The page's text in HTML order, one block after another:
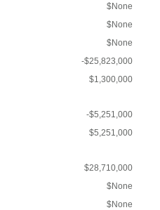
$None
$None
$None
-$25,823,000
$1,300,000
-$5,251,000
$5,251,000
$28,710,000
$None
$None